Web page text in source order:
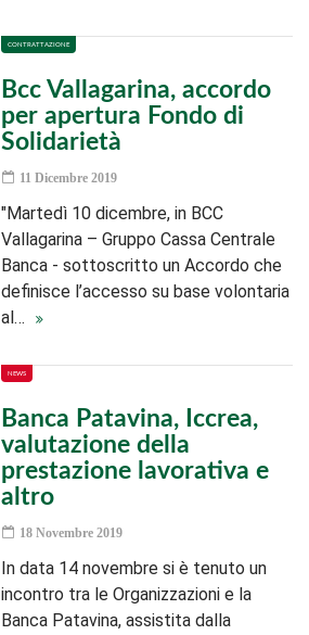
CONTRATTAZIONE
Bcc Vallagarina, accordo
per apertura Fondo di
Solidarietà
11 Dicembre 2019
"Martedì 10 dicembre, in BCC
Vallagarina – Gruppo Cassa Centrale
Banca - sottoscritto un Accordo che
definisce l’accesso su base volontaria
al…
NEWS
Banca Patavina, Iccrea,
valutazione della
prestazione lavorativa e
altro
18 Novembre 2019
In data 14 novembre si è tenuto un
incontro tra le Organizzazioni e la
Banca Patavina, assistita dalla